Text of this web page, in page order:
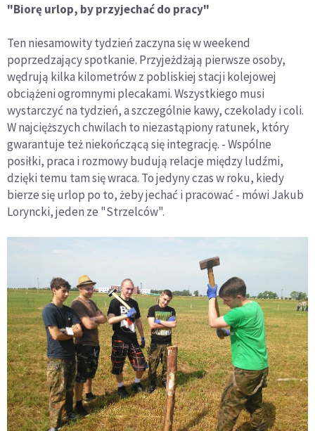
"Biorę urlop, by przyjechać do pracy"
Ten niesamowity tydzień zaczyna się w weekend
poprzedzający spotkanie. Przyjeżdżają pierwsze osoby,
wędrują kilka kilometrów z pobliskiej stacji kolejowej
obciążeni ogromnymi plecakami. Wszystkiego musi
wystarczyć na tydzień, a szczególnie kawy, czekolady i coli.
W najcięższych chwilach to niezastąpiony ratunek, który
gwarantuje też niekończącą się integrację. - Wspólne
posiłki, praca i rozmowy budują relacje między ludźmi,
dzięki temu tam się wraca. To jedyny czas w roku, kiedy
bierze się urlop po to, żeby jechać i pracować - mówi Jakub
Loryncki, jeden ze "Strzelców".